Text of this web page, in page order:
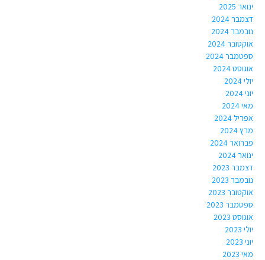
ינואר 2025
דצמבר 2024
נובמבר 2024
אוקטובר 2024
ספטמבר 2024
אוגוסט 2024
יולי 2024
יוני 2024
מאי 2024
אפריל 2024
מרץ 2024
פברואר 2024
ינואר 2024
דצמבר 2023
נובמבר 2023
אוקטובר 2023
ספטמבר 2023
אוגוסט 2023
יולי 2023
יוני 2023
מאי 2023